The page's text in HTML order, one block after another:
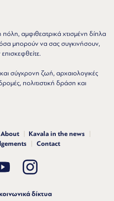
πόλη, αμφιθεατρικά χτισμένη δίπλα
μπορούν να σας συγκινήσουν,
σύγχρονη ζωή, αρχαιολογικές
πολιτιστική δράση και
About
Kavala in the news
Contact
δίκτυα